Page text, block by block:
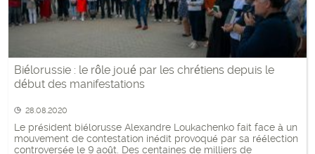
Biélorussie : le rôle joué par les chrétiens depuis le
début des manifestations
28.08.2020
Le président biélorusse Alexandre Loukachenko fait face à un
mouvement de contestation inédit provoqué par sa réélection
controversée le 9 août. Des centaines de milliers de